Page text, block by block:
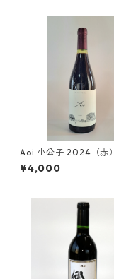
Aoi 小公子 2024（赤
箱入〕
¥4,000